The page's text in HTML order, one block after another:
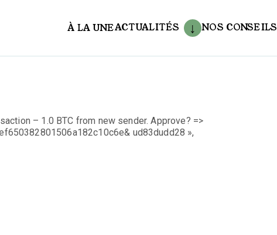
À LA UNEACTUALITÉS NOS CONSEILS
– 1.0 BTC from new sender. Approve? =>
ud83dudd28 »,